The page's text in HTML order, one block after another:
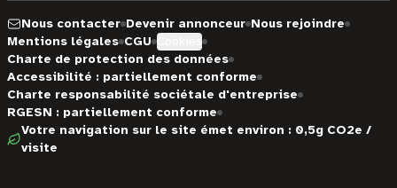
Nous contacter Devenir annonceur Nous rejoindre
Mentions légales CGU
Charte de protection des données
Accessibilité : partiellement conforme
Charte responsabilité sociétale d'entreprise
RGESN : partiellement conforme
Votre navigation sur le site émet environ : 0,5g CO2e /
visite